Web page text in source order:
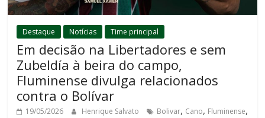
Destaque Notícias Time principal
Em decisão na Libertadores e sem
Zubeldía à beira do campo,
Fluminense divulga relacionados
contra o Bolívar
19/05/2026 Henrique Salvato Bolivar, Cano, Fluminense,